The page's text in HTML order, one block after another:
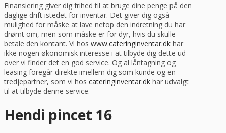
Finansiering giver dig frihed til at bruge dine penge på den
daglige drift istedet for inventar. Det giver dig også
mulighed for måske at lave netop den indretning du har
drømt om, men som måske er for dyr, hvis du skulle
betale den kontant. Vi hos www.cateringinventar.dk har
ikke nogen økonomisk interesse i at tilbyde dig dette ud
over vi finder det en god service. Og al låntagning og
leasing foregår direkte imellem dig som kunde og en
tredjepartner, som vi hos cateringinventar.dk har udvalgt
til at tilbyde denne service.
Hendi pincet 16